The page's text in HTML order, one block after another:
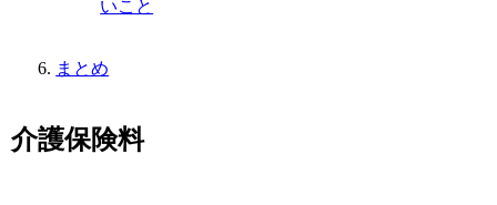
いこと
まとめ
介護保険料